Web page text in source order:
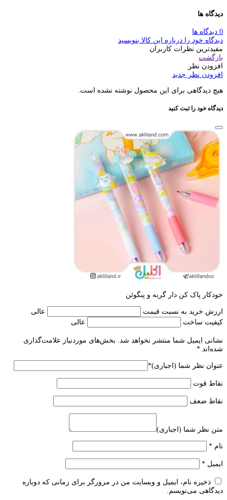
دیدگاه ها
0 دیدگاه ها
دیدگاه خود را درباره این کالا بنویسید
مفیدترین نظرات کاربران
بازگشت
افزودن نظر
افزودن نظر جدید
هیچ دیدگاهی برای این محصول نوشته نشده است.
دیدگاه خود را ثبت کنید
خودکار پاک کن دار گربه و پنگوئن
ارزش خرید به نسبت قیمت
عالی
کیفیت ساخت
عالی
نشانی ایمیل شما منتشر نخواهد شد.
بخش‌های موردنیاز علامت‌گذاری
شده‌اند *
عنوان نظر شما (اجباری)*
نقاط قوت
نقاط ضعف
متن نظر شما (اجباری)
نام *
ایمیل *
ذخیره نام، ایمیل و وبسایت من در مرورگر برای زمانی که دوباره
دیدگاهی می‌نویسم.